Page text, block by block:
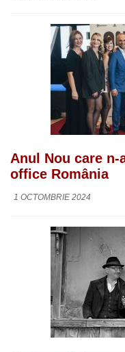
Anul Nou care
office România
1 OCTOMBRIE 2024